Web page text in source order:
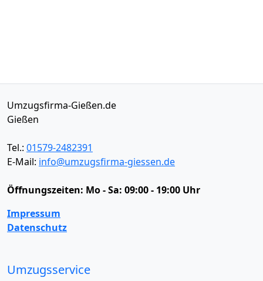
Umzugsfirma-Gießen.de
Gießen
Tel.: 01579-2482391
E-Mail: info@umzugsfirma-giessen.de
Öffnungszeiten: Mo - Sa: 09:00 - 19:00 Uhr
Impressum
Datenschutz
Umzugsservice